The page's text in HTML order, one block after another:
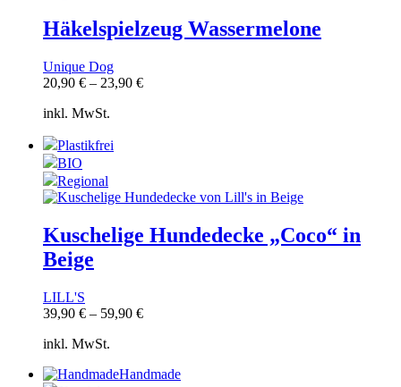
Häkelspielzeug Wassermelone
Unique Dog
20,90 € – 23,90 €
inkl. MwSt.
Plastikfrei
BIO
Regional
Kuschelige Hundedecke „Coco“ in
Beige
LILL'S
39,90 € – 59,90 €
inkl. MwSt.
Handmade